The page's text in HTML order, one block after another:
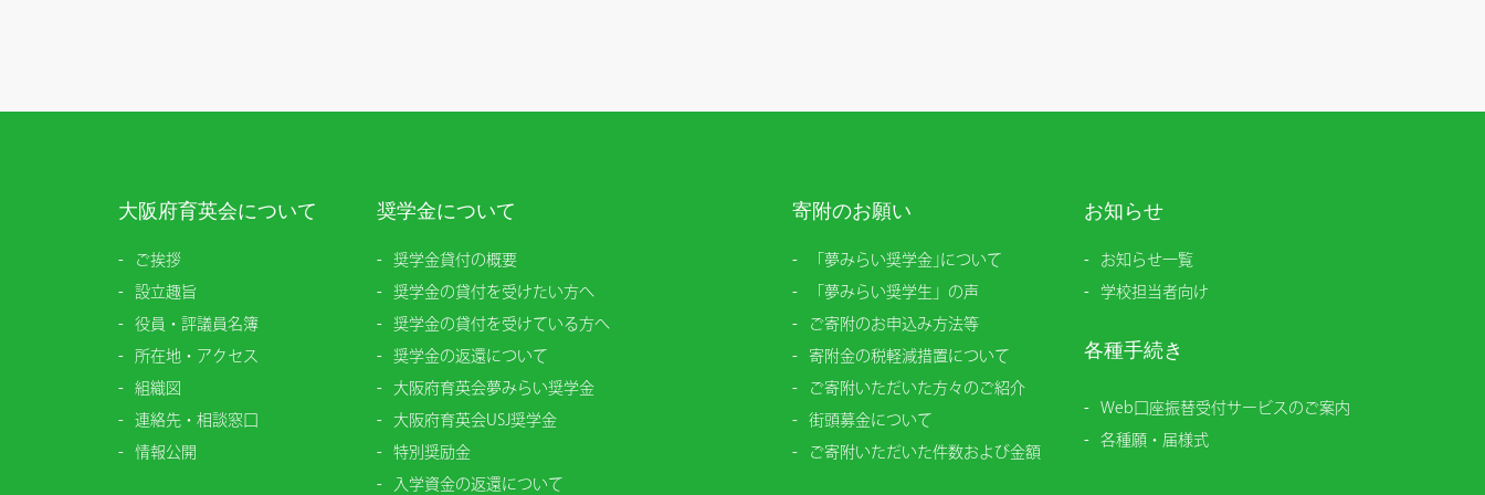
大阪府育英会について
ご挨拶
設立趣旨
役員・評議員名簿
所在地・アクセス
組織図
連絡先・相談窓口
情報公開
奨学金について
奨学金貸付の概要
奨学金の貸付を受けたい方へ
奨学金の貸付を受けている方へ
奨学金の返還について
大阪府育英会夢みらい奨学金
大阪府育英会USJ奨学金
特別奨励金
入学資金の返還について
寄附のお願い
「夢みらい奨学金｣について
「夢みらい奨学生」の声
ご寄附のお申込み方法等
寄附金の税軽減措置について
ご寄附いただいた方々のご紹介
街頭募金について
ご寄附いただいた件数および金額
お知らせ
お知らせ一覧
学校担当者向け
各種手続き
Web口座振替受付サービスのご案内
各種願・届様式